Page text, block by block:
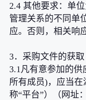
2.4 其他要求：单
管理关系的不同单
应。否则，相关响
3．采购文件的获取
3.1凡有意参加的
所有成员)，应当
称“平台”）（网址